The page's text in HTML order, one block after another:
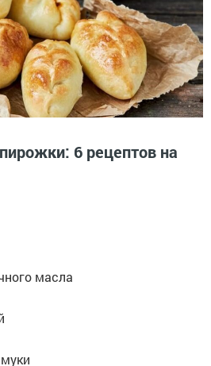
6 рецептов на
масла